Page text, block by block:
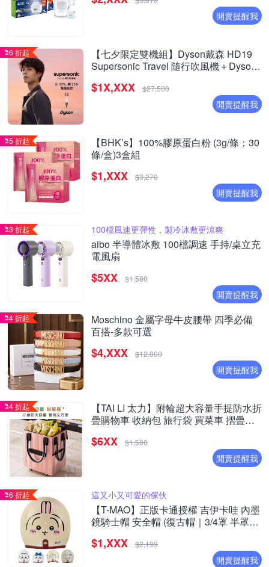
開賣提醒我
6 折起
【七夕限定雙機組】Dyson戴森 HD19
Supersonic Travel 隨行吹風機＋Dyson
$1X,XXX $27,500
開賣提醒我
5 折起
【BHK’s】100%膠原蛋白粉 (3g/條；30
條/盒)3盒組
$1,XXX $3,270
開賣提醒我
3 折起 100檔風速更彈性，製冷冰敷更涼爽
aibo 半導體冰敷 100檔調速 手持/桌立充
電風扇
$5XX $1,580
開賣提醒我
4 折起
Moschino 金屬字母牛皮腰帶 四季必備
百搭-多款可選
$4,XXX $12,000
開賣提醒我
4 折起
【TAI LI 太力】附輪超大容量手提防水折
疊購物車 收納包 旅行袋 買菜車 摺疊購
$6XX $1,500
開賣提醒我
6 折起 這又小又可愛的傢伙
【T-MAO】正版卡通授權 吉伊卡哇 內墨
鏡騎士帽 安全帽 (復古帽｜3/4罩 半罩｜
烏薩奇｜兔子｜兔兔｜K1）
$1,XXX $2,199
開賣提醒我